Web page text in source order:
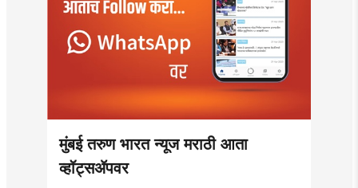
मुंबई तरुण भारत न्यूज मराठी आता
व्हॉट्सॲपवर